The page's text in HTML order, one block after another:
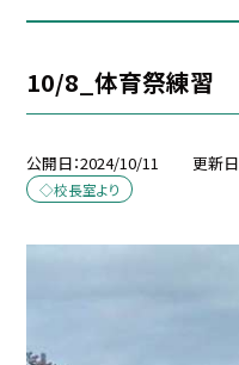
10/8_体育祭練習
公開日 2024/10/11 更新日
◇校長室より